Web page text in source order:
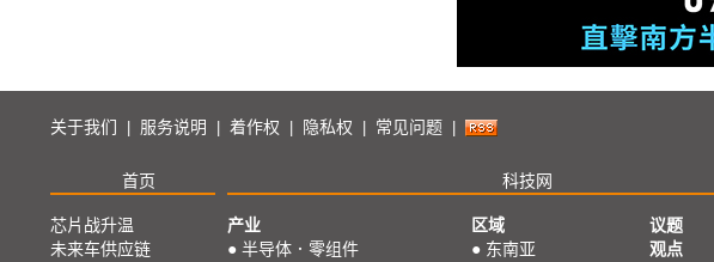
关于我们 服务说明 着作权 隐私权 常见问题
首页 科技网
芯片战升温
未来车供应链
产业
● 半导体．零组件
区域
● 东南亚
议题
观点